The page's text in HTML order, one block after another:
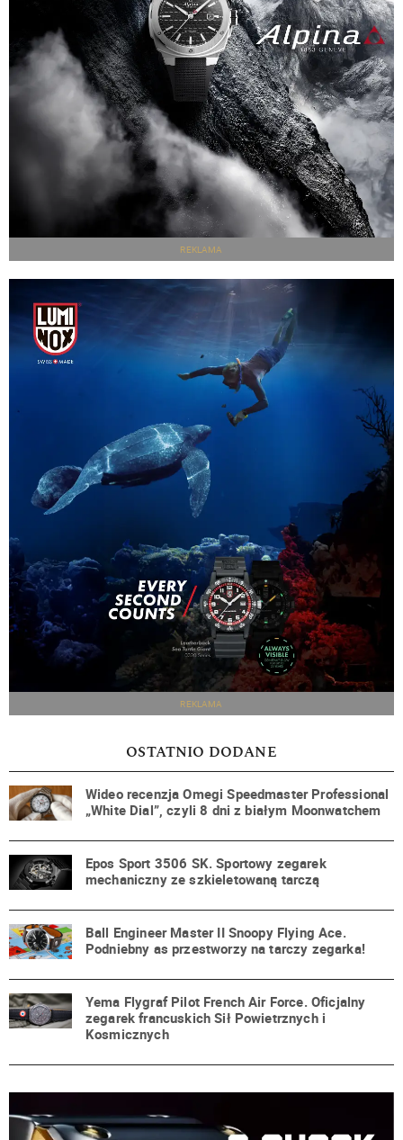
REKLAMA
REKLAMA
OSTATNIO DODANE
Wideo recenzja Omegi Speedmaster Professional
„White Dial”, czyli 8 dni z białym Moonwatchem
Epos Sport 3506 SK. Sportowy zegarek
mechaniczny ze szkieletowaną tarczą
Ball Engineer Master II Snoopy Flying Ace.
Podniebny as przestworzy na tarczy zegarka!
Yema Flygraf Pilot French Air Force. Oficjalny
zegarek francuskich Sił Powietrznych i
Kosmicznych